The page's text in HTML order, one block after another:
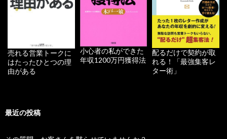
売れる営業トークに
はたったひとつの理
由がある
小心者の私ができた
年収1200万円獲得法
配るだけで契約が取
れる！「最強集客レ
ター術」
最近の投稿